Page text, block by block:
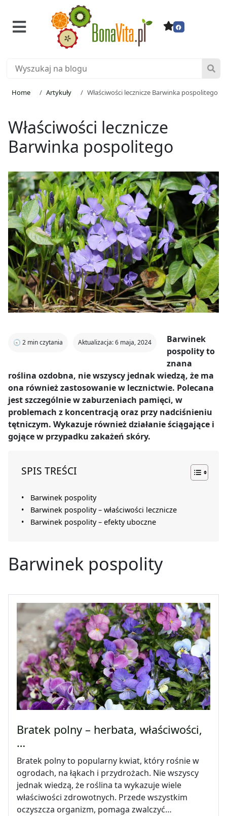
Home Artykuły Właściwości lecznicze Barwinka pospolitego
Właściwości lecznicze
Barwinka pospolitego
🕣 2 min czytania Aktualizacja: 6 maja, 2024
Barwinek
pospolity to
znana
roślina ozdobna, nie wszyscy jednak wiedzą, że ma
ona również zastosowanie w lecznictwie. Polecana
jest szczególnie w zaburzeniach pamięci, w
problemach z koncentracją oraz przy nadciśnieniu
tętniczym. Wykazuje również działanie ściągające i
gojące w przypadku zakażeń skóry.
SPIS TREŚCI
Barwinek pospolity
Barwinek pospolity – właściwości lecznicze
Barwinek pospolity – efekty uboczne
Barwinek pospolity
Bratek polny – herbata, właściwości,
…
Bratek polny to popularny kwiat, który rośnie w
ogrodach, na łąkach i przydrożach. Nie wszyscy
jednak wiedzą, że roślina ta wykazuje wiele
właściwości zdrowotnych. Przede wszystkim
oczyszcza organizm, pomaga zwalczyć…